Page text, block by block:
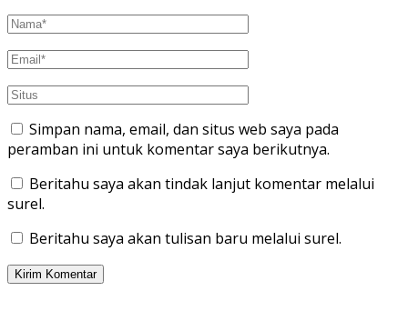
Simpan nama, email, dan situs web saya pada
peramban ini untuk komentar saya berikutnya.
Beritahu saya akan tindak lanjut komentar melalui
surel.
Beritahu saya akan tulisan baru melalui surel.